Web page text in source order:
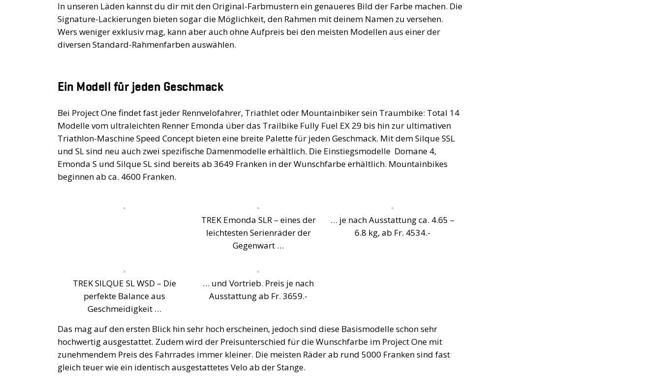
In unseren Läden kannst du dir mit den Original-Farbmustern ein genaueres Bild der Farbe machen. Die
Signature-Lackierungen bieten sogar die Möglichkeit, den Rahmen mit deinem Namen zu versehen.
Wers weniger exklusiv mag, kann aber auch ohne Aufpreis bei den meisten Modellen aus einer der
diversen Standard-Rahmenfarben auswählen.
Ein Modell für jeden Geschmack
Bei Project One findet fast jeder Rennvelofahrer, Triathlet oder Mountainbiker sein Traumbike: Total 14
Modelle vom ultraleichten Renner Emonda über das Trailbike Fully Fuel EX 29 bis hin zur ultimativen
Triathlon-Maschine Speed Concept bieten eine breite Palette für jeden Geschmack. Mit dem Silque SSL
und SL sind neu auch zwei spezifische Damenmodelle erhältlich. Die Einstiegsmodelle Domane 4,
Emonda S und Silque SL sind bereits ab 3649 Franken in der Wunschfarbe erhältlich. Mountainbikes
beginnen ab ca. 4600 Franken.
TREK Emonda SLR – eines der
leichtesten Serienräder der
Gegenwart …
… je nach Ausstattung ca. 4.65 –
6.8 kg, ab Fr. 4534.-
TREK SILQUE SL WSD – Die
perfekte Balance aus
Geschmeidigkeit …
… und Vortrieb. Preis je nach
Ausstattung ab Fr. 3659.-
Das mag auf den ersten Blick hin sehr hoch erscheinen, jedoch sind diese Basismodelle schon sehr
hochwertig ausgestattet. Zudem wird der Preisunterschied für die Wunschfarbe im Project One mit
zunehmendem Preis des Fahrrades immer kleiner. Die meisten Räder ab rund 5000 Franken sind fast
gleich teuer wie ein identisch ausgestattetes Velo ab der Stange.